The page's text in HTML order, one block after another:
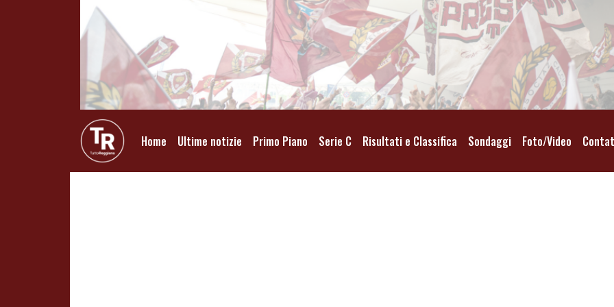
Home Ultime notizie Primo Piano Serie C Risultati e Classifica Sondaggi Foto/Video